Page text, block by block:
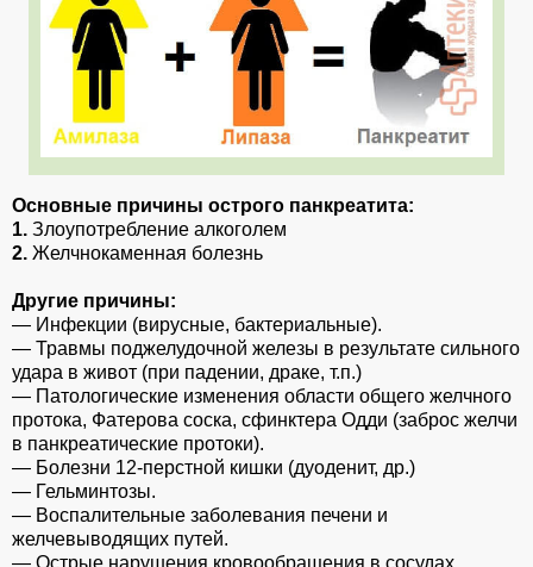
Основные причины острого панкреатита:
1. Злоупотребление алкоголем
2. Желчнокаменная болезнь
Другие причины:
— Инфекции (вирусные, бактериальные).
— Травмы поджелудочной железы в результате сильного
удара в живот (при падении, драке, т.п.)
— Патологические изменения области общего желчного
протока, Фатерова соска, сфинктера Одди (заброс желчи
в панкреатические протоки).
— Болезни 12-перстной кишки (дуоденит, др.)
— Гельминтозы.
— Воспалительные заболевания печени и
желчевыводящих путей.